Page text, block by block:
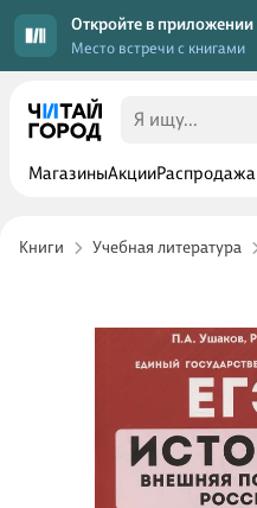
Откройте в приложении
Место встречи с книгами
МагазиныАкцииРаспродажа
Книги Учебная литература